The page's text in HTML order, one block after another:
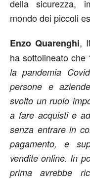
della sicurezza,
mondo dei piccoli
Enzo Quarenghi,
ha sottolineato che
la pandemia
persone e
svolto un ruolo
a fare acquisti e
senza entrare in
pagamento, e
vendite online. In
prima avrebbe